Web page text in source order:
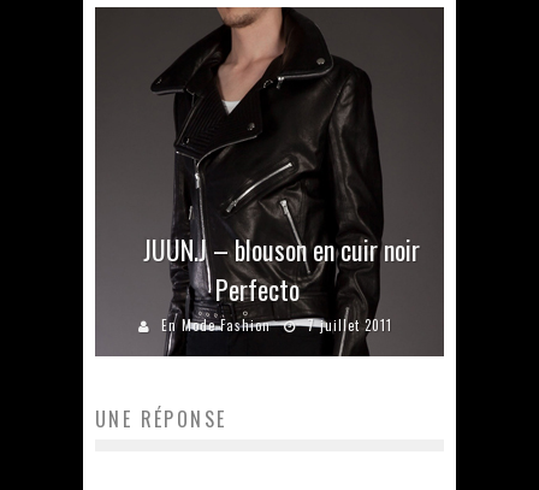
JUUN.J – blouson en cuir noir
Perfecto
En Mode Fashion 7 juillet 2011
UNE RÉPONSE